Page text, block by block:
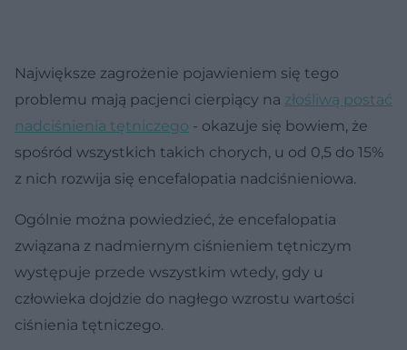
Największe zagrożenie pojawieniem się tego
problemu mają pacjenci cierpiący na złośliwą postać
nadciśnienia tętniczego - okazuje się bowiem, że
spośród wszystkich takich chorych, u od 0,5 do 15%
z nich rozwija się encefalopatia nadciśnieniowa.
Ogólnie można powiedzieć, że encefalopatia
związana z nadmiernym ciśnieniem tętniczym
występuje przede wszystkim wtedy, gdy u
człowieka dojdzie do nagłego wzrostu wartości
ciśnienia tętniczego.